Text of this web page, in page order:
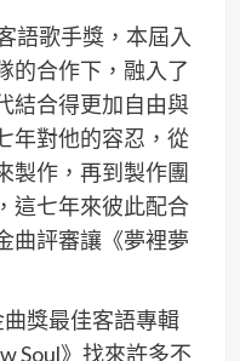
語歌手獎，本屆入
的合作下，融入了
結合得更加自由與
年對他的容忍，從
製作，再到製作團
這七年來彼此配合
曲評審讓《夢裡夢
獎最佳客語專輯
Soul》找來許多不